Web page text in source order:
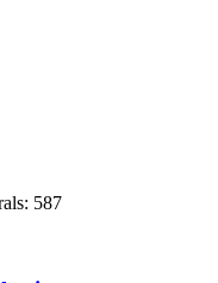
587